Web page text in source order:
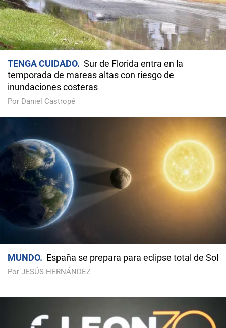
TENGA CUIDADO
Sur de Florida entra en la
temporada de mareas altas con riesgo de
inundaciones costeras
Por Daniel Castropé
MUNDO España se prepara para eclipse total de Sol
Por JESÚS HERNÁNDEZ